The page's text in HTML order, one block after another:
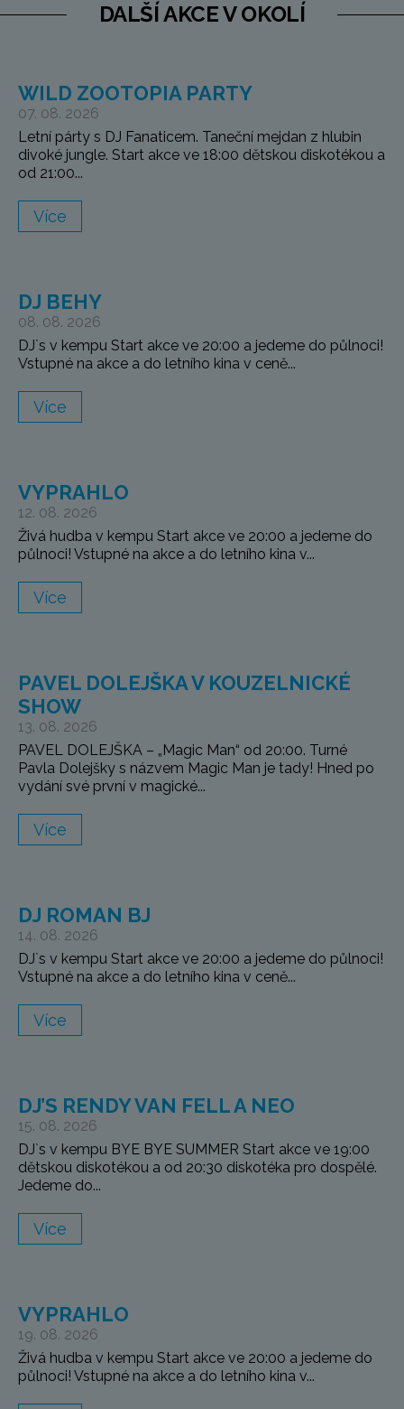
DALŠÍ AKCE V OKOLÍ
WILD ZOOTOPIA PARTY
07. 08. 2026
Letní párty s DJ Fanaticem. Taneční mejdan z hlubin
divoké jungle. Start akce ve 18:00 dětskou diskotékou a
od 21:00...
Více
DJ BEHY
08. 08. 2026
DJ`s v kempu Start akce ve 20:00 a jedeme do půlnoci!
Vstupné na akce a do letního kina v ceně...
Více
VYPRAHLO
12. 08. 2026
Živá hudba v kempu Start akce ve 20:00 a jedeme do
půlnoci! Vstupné na akce a do letního kina v...
Více
PAVEL DOLEJŠKA V KOUZELNICKÉ
SHOW
13. 08. 2026
PAVEL DOLEJŠKA – „Magic Man“ od 20:00. Turné
Pavla Dolejšky s názvem Magic Man je tady! Hned po
vydání své první v magické...
Více
DJ ROMAN BJ
14. 08. 2026
DJ`s v kempu Start akce ve 20:00 a jedeme do půlnoci!
Vstupné na akce a do letního kina v ceně...
Více
DJ’S RENDY VAN FELL A NEO
15. 08. 2026
DJ`s v kempu BYE BYE SUMMER Start akce ve 19:00
dětskou diskotékou a od 20:30 diskotéka pro dospělé.
Jedeme do...
Více
VYPRAHLO
19. 08. 2026
Živá hudba v kempu Start akce ve 20:00 a jedeme do
půlnoci! Vstupné na akce a do letního kina v...